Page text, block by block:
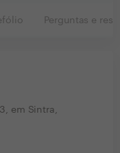
Perguntas e
em Sintra,